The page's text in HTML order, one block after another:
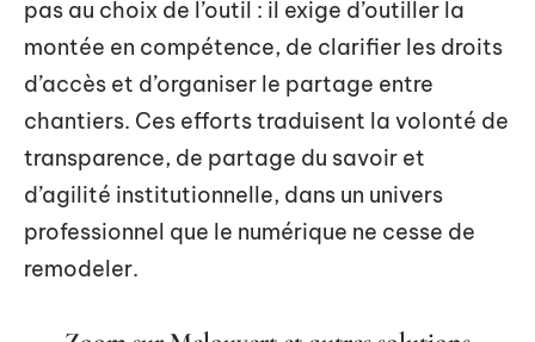
pas au choix de l’outil : il exige d’outiller la
montée en compétence, de clarifier les droits
d’accès et d’organiser le partage entre
chantiers. Ces efforts traduisent la volonté de
transparence, de partage du savoir et
d’agilité institutionnelle, dans un univers
professionnel que le numérique ne cesse de
remodeler.